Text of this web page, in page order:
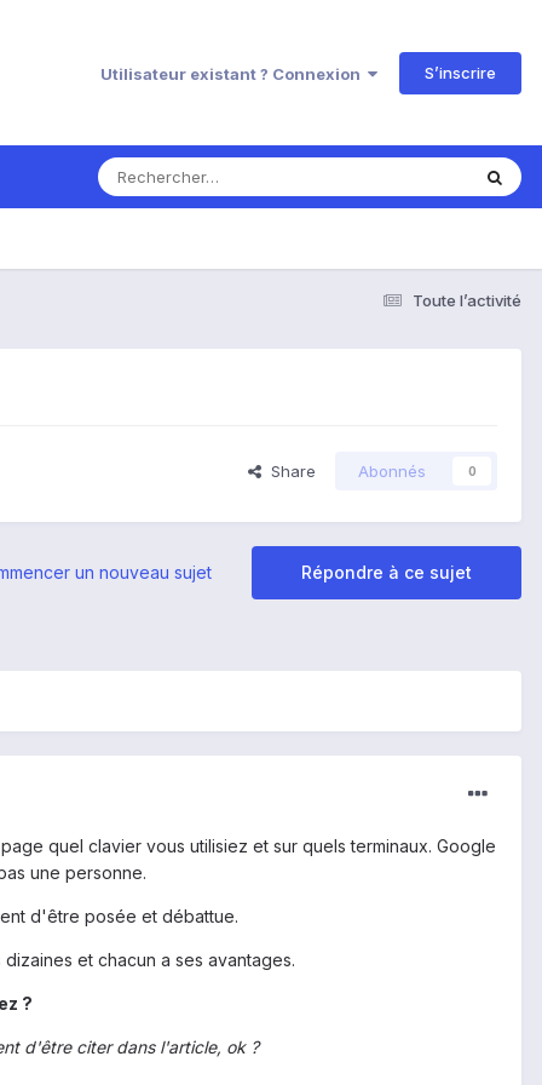
Utilisateur existant ? Connexion S’inscrire
Toute l’activité
Share Abonnés 0
Répondre à ce sujet
un nouveau sujet
quel clavier vous utilisiez et sur quels terminaux. Google
une personne.
d'être posée et débattue.
et chacun a ses avantages.
?
d'être citer dans l'article, ok ?